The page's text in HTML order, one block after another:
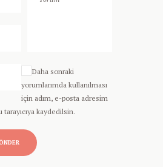
Daha sonraki
yorumlarımda kullanılması
için adım, e-posta adresim
kaydedilsin.